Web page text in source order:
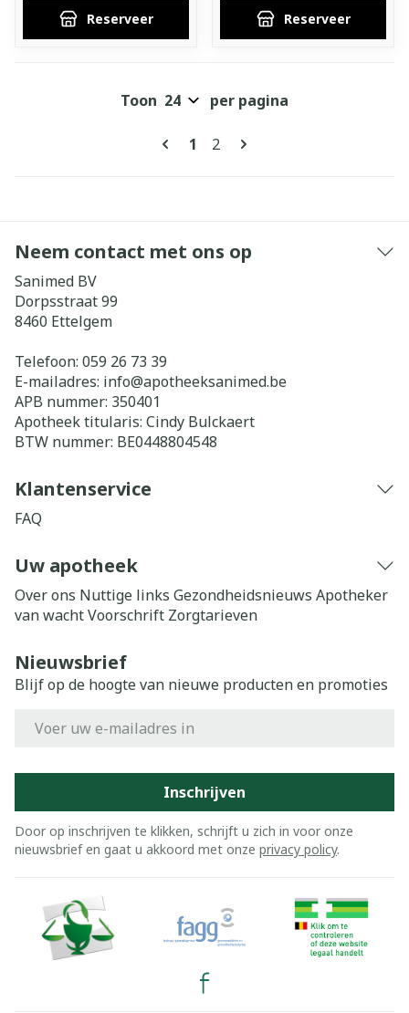
Reserveer Reserveer
Pagina's
U lees momenteel pagina
1 Pagina
2
Toon per pagina
Neem contact met ons op
Sanimed BV
Dorpsstraat 99
8460 Ettelgem
Telefoon: 059 26 73 39
E-mailadres: info@apotheeksanimed.be
APB nummer: 350401
Apotheek titularis: Cindy Bulckaert
BTW nummer: BE0448804548
Klantenservice
FAQ
Uw apotheek
Over ons Nuttige links Gezondheidsnieuws Apotheker
van wachtVoorschrift Zorgtarieven
Nieuwsbrief
Blijf op de hoogte van nieuwe producten en promoties
Inschrijven
Door op inschrijven te klikken, schrijft u zich in voor onze
nieuwsbrief en gaat u akkoord met onze privacy policy.